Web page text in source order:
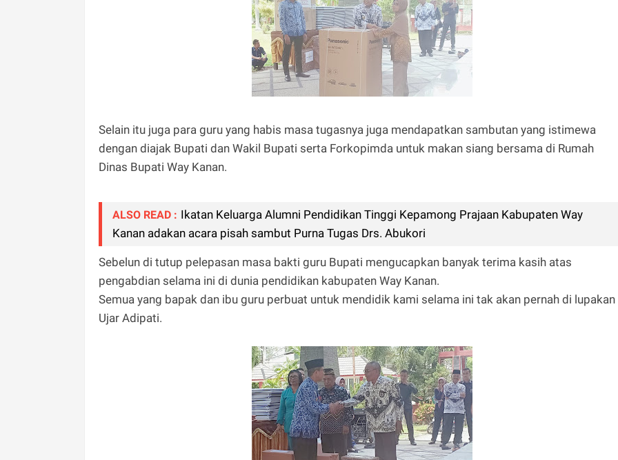
Selain itu juga para guru yang habis masa tugasnya juga mendapatkan sambutan yang istimewa
dengan diajak Bupati dan Wakil Bupati serta Forkopimda untuk makan siang bersama di Rumah
Dinas Bupati Way Kanan.
ALSO READ : Ikatan Keluarga Alumni Pendidikan Tinggi Kepamong Prajaan Kabupaten Way
Kanan adakan acara pisah sambut Purna Tugas Drs. Abukori
Sebelun di tutup pelepasan masa bakti guru Bupati mengucapkan banyak terima kasih atas
pengabdian selama ini di dunia pendidikan kabupaten Way Kanan.
Semua yang bapak dan ibu guru perbuat untuk mendidik kami selama ini tak akan pernah di lupakan
Ujar Adipati.